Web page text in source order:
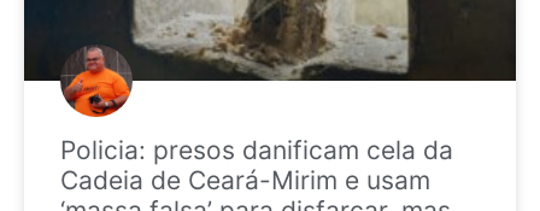
Policia: presos danificam cela da
Cadeia de Ceará-Mirim e usam